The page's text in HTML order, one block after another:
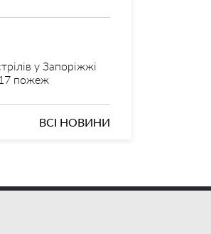
у Запоріжжі
17 пожеж
ВСІ НОВИНИ